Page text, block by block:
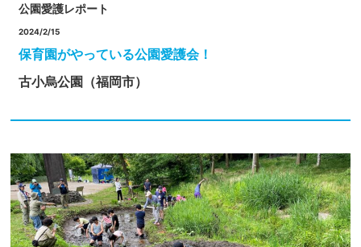
公園愛護レポート
2024/2/15
保育園がやっている公園愛護会！
古小烏公園（福岡市）